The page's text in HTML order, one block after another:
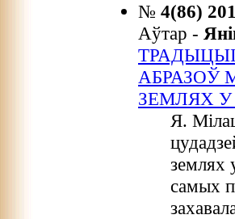
№ 4(86)
Аўтар -
АБРАЗОЎ
ЗЕМЛЯХ У
Я.
землях
самых